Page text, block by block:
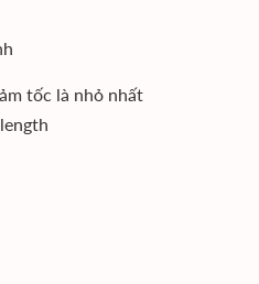
tốc là nhỏ nhất